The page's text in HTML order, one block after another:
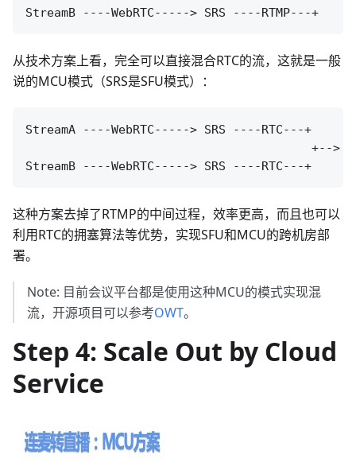
从技术方案上看，完全可以直接混合RTC的流，这就是一般
说的MCU模式（SRS是SFU模式）：
StreamA ----WebRTC-----> SRS ----RTC---+
+-->
这种方案去掉了RTMP的中间过程，效率更高，而且也可以
利用RTC的拥塞算法等优势，实现SFU和MCU的跨机房部
署。
Note: 目前会议平台都是使用这种MCU的模式实现混
流，开源项目可以参考OWT。
Step 4: Scale Out by Cloud
Service